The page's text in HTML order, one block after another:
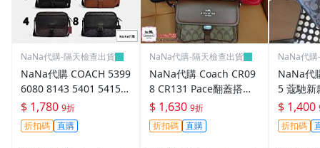
NaNa代購-隔天檢查出貨
NaNa代購 COACH 5399
6080 8143 5401 5415
新款Hudson翻蓋搭扣男
士郵差包 附購證
$ 1,780 9折
折扣碼 直購
NaNa代購-隔天檢查出貨
NaNa代購 Coach CR09
8 CR131 Pace翻蓋搭扣
男士郵差包 男女同款 斜
背包 單肩包 側背包 大容
量 附購證
$ 1,630 9折
折扣碼 直購
NaNa代
NaNa代
5 蔻馳新
士郵差
包 公事
$ 1,400
折扣碼